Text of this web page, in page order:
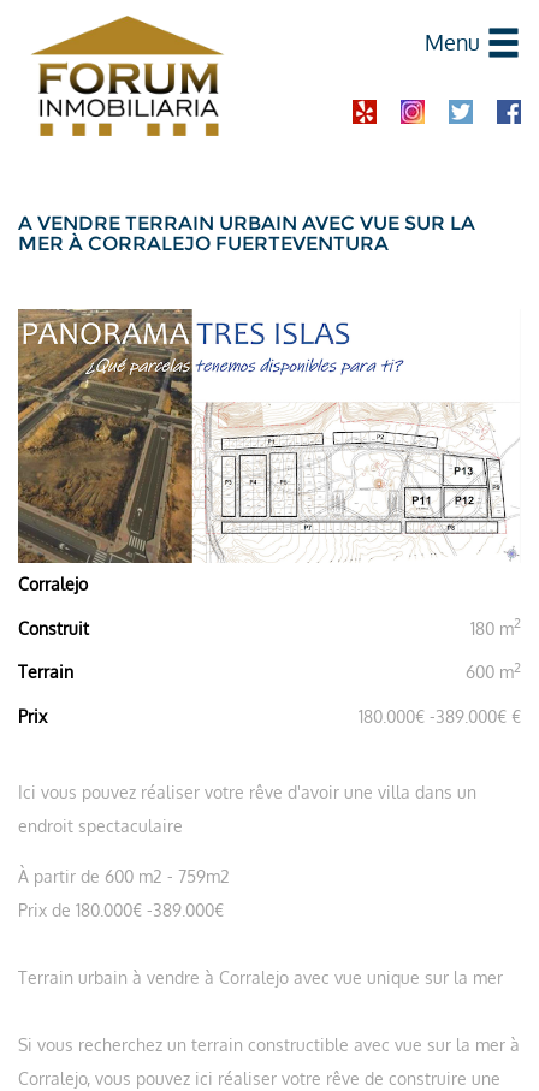
Menu
A VENDRE TERRAIN URBAIN AVEC VUE SUR LA
MER À CORRALEJO FUERTEVENTURA
Corralejo
Construit 180 m2
Terrain 600 m2
Prix 180.000€ -389.000€ €
Ici vous pouvez réaliser votre rêve d'avoir une villa dans un
endroit spectaculaire
À partir de 600 m2 - 759m2
Prix de 180.000€ -389.000€
Terrain urbain à vendre à Corralejo avec vue unique sur la mer
Si vous recherchez un terrain constructible avec vue sur la mer à
Corralejo, vous pouvez ici réaliser votre rêve de construire une